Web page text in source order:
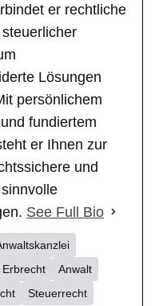
er rechtliche
Lösungen
persönlichem
fundiertem
er Ihnen zur
und
See Full Bio
Erbrecht
Anwalt
Steuerrecht